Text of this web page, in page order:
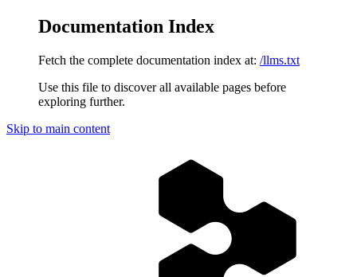
Documentation Index
Fetch the complete documentation index at: /llms.txt
Use this file to discover all available pages before
exploring further.
Skip to main content